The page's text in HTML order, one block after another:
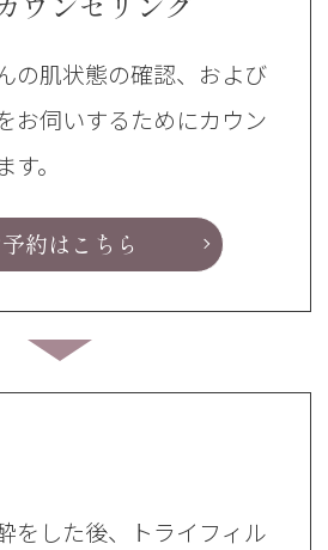
の肌状態の確認、および
お伺いするためにカウン
。
約はこちら
をした後、トライフィル